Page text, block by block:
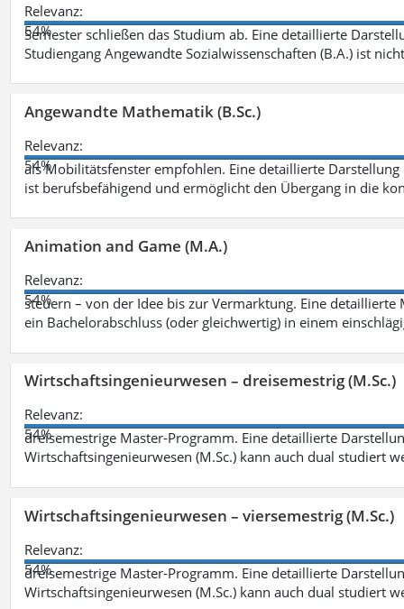
Relevanz:
54%
Semester schließen das Studium ab. Eine detaillierte
Studiengang Angewandte Sozialwissenschaften (B.A.) ist
Angewandte Mathematik (B.Sc.)
Relevanz:
54%
als Mobilitätsfenster empfohlen. Eine detaillierte
ist berufsbefähigend und ermöglicht den Übergang in die
Animation and Game (M.A.)
Relevanz:
54%
steuern – von der Idee bis zur Vermarktung. Eine
ein Bachelorabschluss (oder gleichwertig) in einem
Wirtschaftsingenieurwesen – dreisemestrig (M.Sc.)
Relevanz:
54%
dreisemestrige Master-Programm. Eine detaillierte
Wirtschaftsingenieurwesen (M.Sc.) kann auch dual studiert
Wirtschaftsingenieurwesen – viersemestrig (M.Sc.)
Relevanz:
54%
dreisemestrige Master-Programm. Eine detaillierte
Wirtschaftsingenieurwesen (M.Sc.) kann auch dual studiert